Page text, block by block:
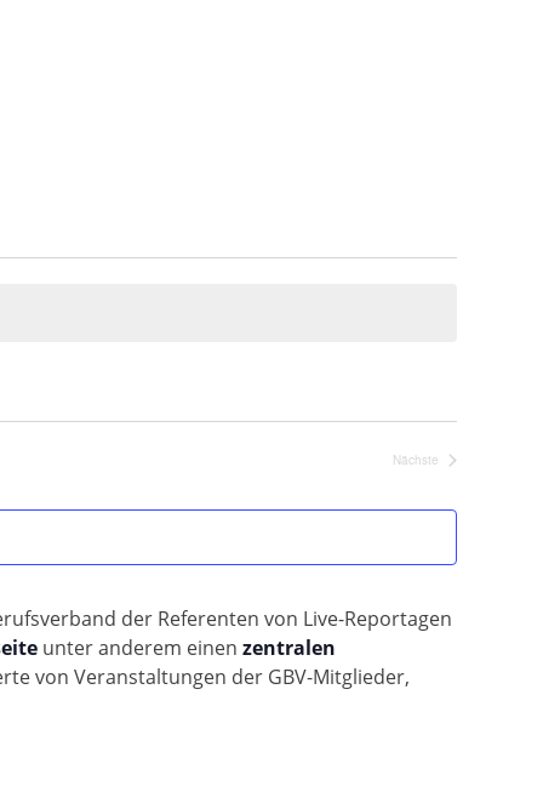
Nächste
der Referenten von Live-Reportagen
unter anderem einen zentralen
von Veranstaltungen der GBV-Mitglieder,